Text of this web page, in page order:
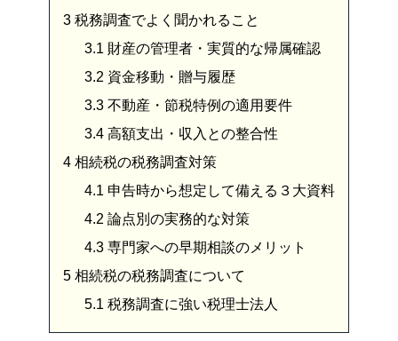
3 税務調査でよく聞かれること
3.1 財産の管理者・実質的な帰属確認
3.2 資金移動・贈与履歴
3.3 不動産・節税特例の適用要件
3.4 高額支出・収入との整合性
4 相続税の税務調査対策
4.1 申告時から想定して備える３大資料
4.2 論点別の実務的な対策
4.3 専門家への早期相談のメリット
5 相続税の税務調査について
5.1 税務調査に強い税理士法人